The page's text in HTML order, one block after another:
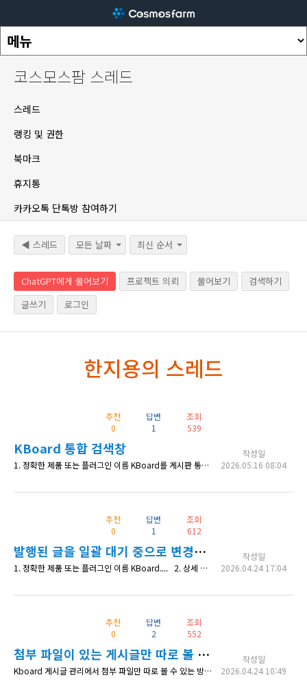
코스모스팜 스레드
스레드
랭킹 및 권한
북마크
휴지통
카카오톡 단톡방 참여하기
◀ 스레드 모든 날짜 최신 순서
ChatGPT에게 물어보기 프로젝트 의뢰 물어보기
검색하기
글쓰기
로그인
한지용의 스레드
추천
0
답변
1
조회
539
KBoard 통합 검색창
1. 정확한 제품 또는 플러그인 이름 KBoard를 게시판 통합 검색창 2. 상세 내용 KBoard를 사용하면 누구나 게시판을 십여개 씩 만들테고 그렇게 되면 전체 게시판을 검색하는 통합 검색 기능이 필요하면을 느끼게 됩니다. 그런데 통합검색 기능이 KBoard에서 기본으로 제공되지 않는다는 것이 신기합니다. 예전에 XE에서도 통합 검색 기능이 기본이었고 KBoard도 관리자 메뉴의 전체 게시글에서는 통합 검색 기
작성일
2026.05.16 08:04
추천
0
답변
1
조회
612
발행된 글을 일괄 대기 중으로 변경하는 기능?
1. 정확한 제품 또는 플러그인 이름 KBoard.... 2. 상세 내용 KBoard 전체 게시글 관리에서 '발해됨' 글을 일괄 '대기 중'한번에 변경하는 기능은 없나요? 매우 중요한 기능인데.. 메뉴를 찾을 수가 없네요. ㅠ.ㅠ.ㅠ.ㅠ 3. 확인 가능한 상세 페이지 주소 4. 수정한 코드 내역 (있다면)
작성일
2026.04.24 17:04
추천
0
답변
2
조회
552
첨부 파일이 있는 게시글만 따로 볼 수 있는 방법?
Kboard 게시글 관리에서 첨부 파일만 따로 볼 수 있는 방법은?
작성일
2026.04.24 10:49